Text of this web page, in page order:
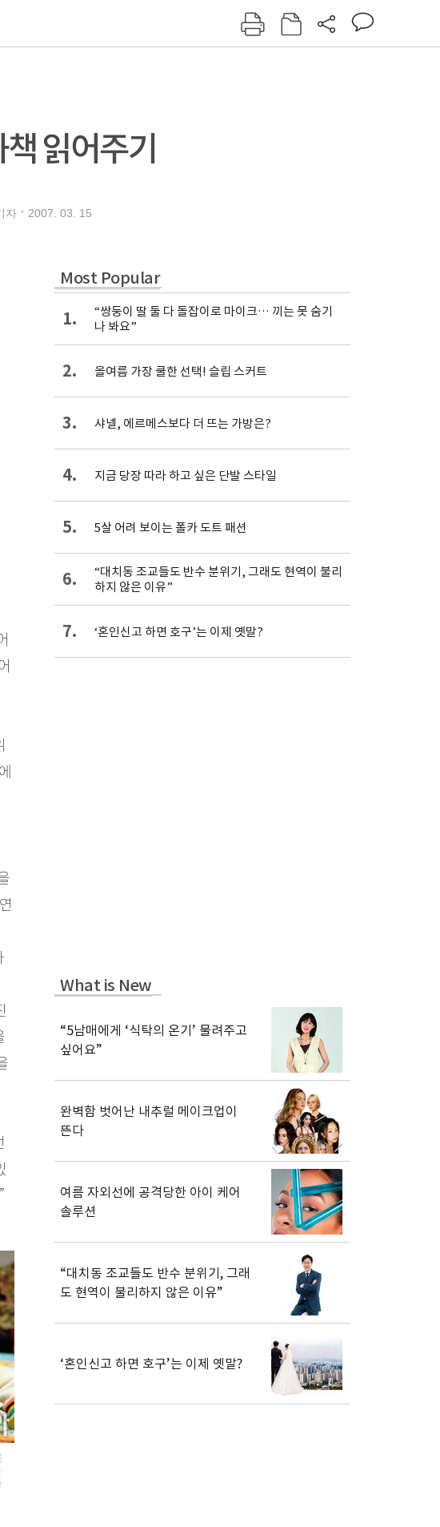
여성동아 동아일보
읽어주기
자 2007. 03. 15
Most Popular
1.
“쌍둥이 딸 둘 다 돌잡이로 마이크… 끼는 못 숨기
나 봐요”
2. 올여름 가장 쿨한 선택! 슬립 스커트
3. 샤넬, 에르메스보다 더 뜨는 가방은?
4. 지금 당장 따라 하고 싶은 단발 스타일
5. 5살 어려 보이는 폴카 도트 패션
6.
“대치동 조교들도 반수 분위기, 그래도 현역이 불리
하지 않은 이유”
7. ‘혼인신고 하면 호구’는 이제 옛말?
What is New
“5남매에게 ‘식탁의 온기’ 물려주고
싶어요”
완벽함 벗어난 내추럴 메이크업이
뜬다
여름 자외선에 공격당한 아이 케어
솔루션
“대치동 조교들도 반수 분위기, 그래
도 현역이 불리하지 않은 이유”
‘혼인신고 하면 호구’는 이제 옛말?